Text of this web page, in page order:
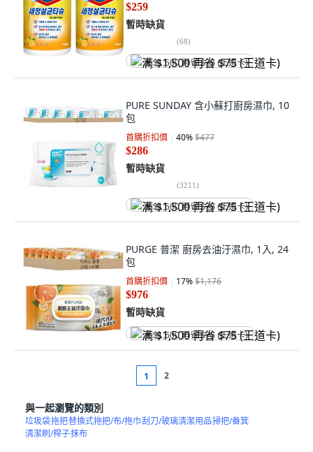
$259
暫時缺貨
(68)
满 $1,500 再省 $75 (王道卡)
PURE SUNDAY 含小蘇打廚房濕巾, 10
包
首購折扣價 40%$477
$286
暫時缺貨
(3211)
满 $1,500 再省 $75 (王道卡)
PURGE 普潔 廚房去油汙濕巾, 1入, 24
包
首購折扣價 17%$1,176
$976
暫時缺貨
满 $1,500 再省 $75 (王道卡)
1 2
與一起瀏覽的類別
垃圾袋拖把替換式拖把/布/拖巾刮刀/玻璃清潔用品掃把/畚箕
清潔刷/桿子抹布